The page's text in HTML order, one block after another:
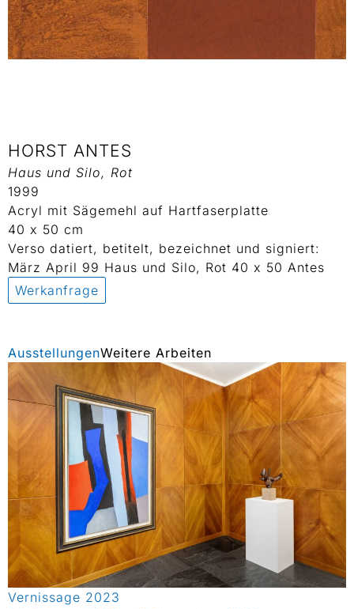
HORST ANTES
Haus und Silo, Rot
1999
Acryl mit Sägemehl auf Hartfaserplatte
40 x 50 cm
Verso datiert, betitelt, bezeichnet und signiert:
März April 99 Haus und Silo, Rot 40 x 50 Antes
Werkanfrage
AusstellungenWeitere Arbeiten
Vernissage 2023